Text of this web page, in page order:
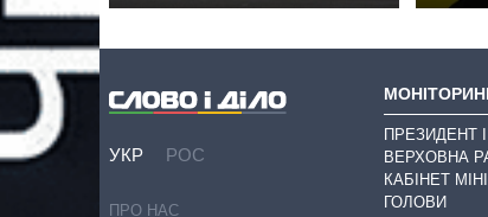
УКР РОС
ПРО НАС
ПРЕЗИДЕНТ
ВЕРХОВНА
КАБІНЕТ
ГОЛОВИ